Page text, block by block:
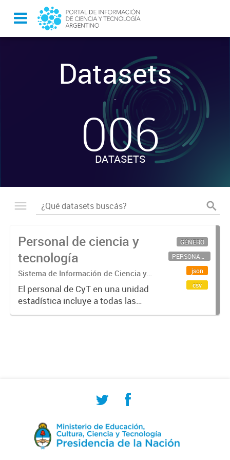
Datasets
-
006
DATASETS
Personal de ciencia y
tecnología
Sistema de Información de Ciencia y
Tecnología Argentino (SICYTAR)
El personal de CyT en una unidad
estadística incluye a todas las
personas involucradas
GÉNERO
PERSONAL CIENTÍFICO-TECNOLÓGICO
json
csv